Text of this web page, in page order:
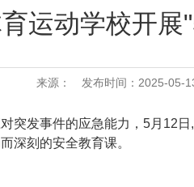
运动学校开
来源： 发布时间：2025-05-
突发事件的应急能力，5月12日
深刻的安全教育课。